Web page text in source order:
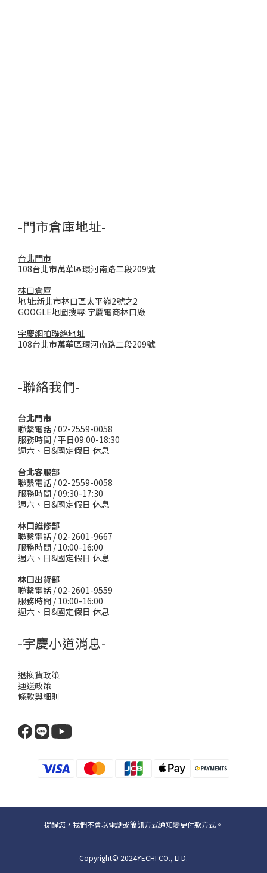
-門市倉庫地址-
台北門市
108台北市萬華區環河南路二段209號
林口倉庫
地址:新北市林口區太平嶺2號之2
GOOGLE地圖搜尋:宇慶電商林口廠
宇慶網拍聯絡地址
108台北市萬華區環河南路二段209號
-聯絡我們-
台北門市
聯繫電話 / 02-2559-0058
服務時間 / 平日09:00-18:30
週六、日&國定假日 休息
台北客服部
聯繫電話 / 02-2559-0058
服務時間 / 09:30-17:30
週六、日&國定假日 休息
林口維修部
聯繫電話 / 02-2601-9667
服務時間 / 10:00-16:00
週六、日&國定假日 休息
林口出貨部
聯繫電話 / 02-2601-9559
服務時間 / 10:00-16:00
週六、日&國定假日 休息
-宇慶小道消息-
退換貨政策
運送政策
條款與細則
提醒您，我們不會以電話或簡訊方式通知變更付款方式。
Copyright© 2024YECHI CO., LTD.